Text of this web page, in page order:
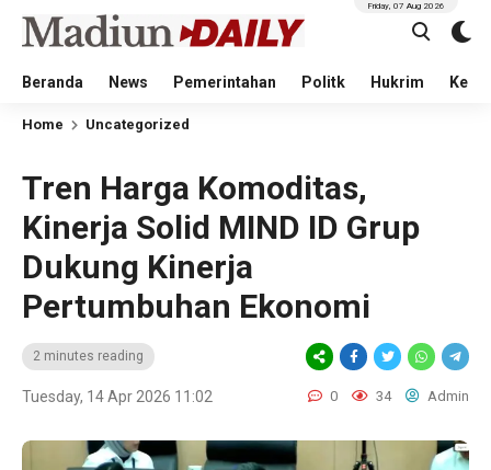
Beranda News Pemerintahan Politk Hukrim
Friday, 07 Aug 2026
Home Uncategorized
Tren Harga Komoditas,
Kinerja Solid MIND ID Grup
Dukung Kinerja
Pertumbuhan Ekonomi
2 minutes reading
Tuesday, 14 Apr 2026 11:02 0 34 Admin